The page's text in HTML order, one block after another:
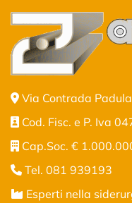
Via Contrada
Cod. Fisc. e P. Iva
Cap.Soc. €
Tel. 081 939193
Esperti nella